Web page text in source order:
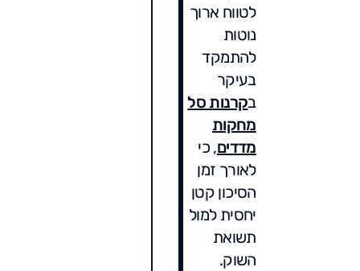
לטווח ארוך
נוטות
להתמקד
בעיקר
בקרנות סל
מחקות
מדדים, כי
לאורך זמן
הסיכון קטן
יחסית למול
תשואת
השוק.